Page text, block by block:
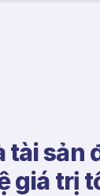
tài sản
giá trị